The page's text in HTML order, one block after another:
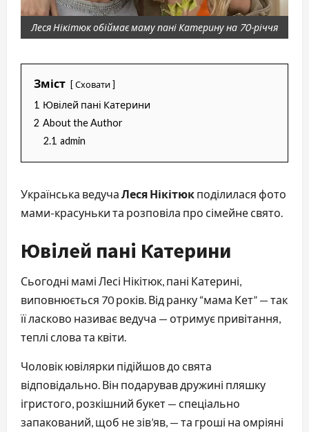
Леся Нікітюк обіймає маму пані Катерину на 70-річчя
Зміст Сховати
1 Ювілей пані Катерини
2 About the Author
2.1 admin
Українська ведуча Леся Нікітюк поділилася фото
мами-красуньки та розповіла про сімейне свято.
Ювілей пані Катерини
Сьогодні мамі Лесі Нікітюк, пані Катерині,
виповнюється 70 років. Від ранку “мама Кет” — так
її ласково називає ведуча — отримує привітання,
теплі слова та квіти.
Чоловік ювілярки підійшов до свята
відповідально. Він подарував дружині пляшку
ігристого, розкішний букет — спеціально
запакований, щоб не зів’яв, — та гроші на омріяні